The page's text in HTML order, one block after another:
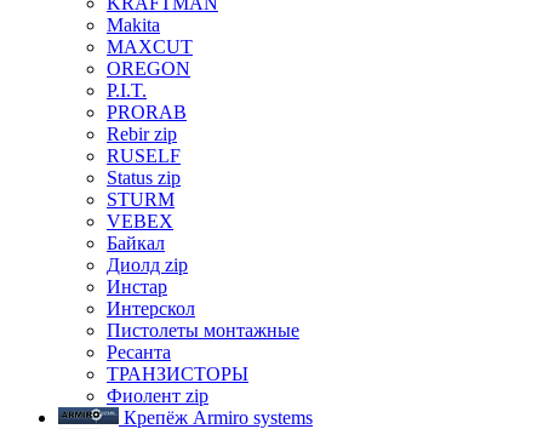
Makita
MAXCUT
OREGON
P.I.T.
PRORAB
Rebir zip
RUSELF
Status zip
STURM
VEBEX
Байкал
Диолд zip
Инстар
Интерскол
Пистолеты монтажные
Ресанта
ТРАНЗИСТОРЫ
Фиолент zip
Крепёж Armiro systems